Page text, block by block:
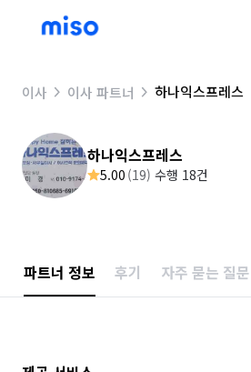
이사 이사 파트너 하나익스프레스
하나익스프레스
5.00 (19) 수행 18건
파트너 정보 후기 자주 묻는 질문